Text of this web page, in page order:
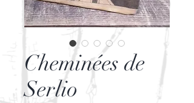
Cheminées de
Serlio